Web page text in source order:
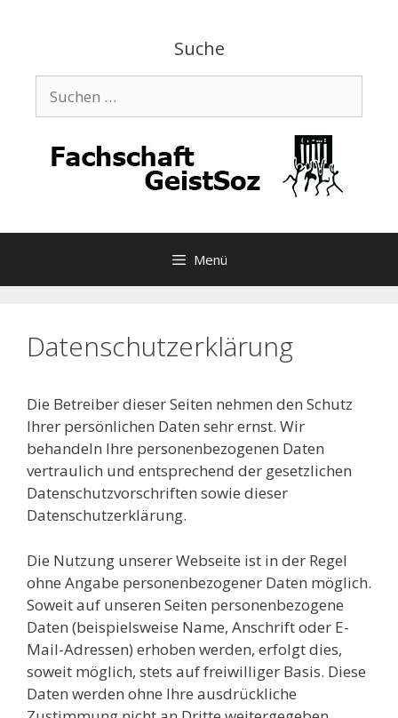
Suche
nach:
Menü
Datenschutzerklärung
Die Betreiber dieser Seiten nehmen den Schutz
Ihrer persönlichen Daten sehr ernst. Wir
behandeln Ihre personenbezogenen Daten
vertraulich und entsprechend der gesetzlichen
Datenschutzvorschriften sowie dieser
Datenschutzerklärung.
Die Nutzung unserer Webseite ist in der Regel
ohne Angabe personenbezogener Daten möglich.
Soweit auf unseren Seiten personenbezogene
Daten (beispielsweise Name, Anschrift oder E-
Mail-Adressen) erhoben werden, erfolgt dies,
soweit möglich, stets auf freiwilliger Basis. Diese
Daten werden ohne Ihre ausdrückliche